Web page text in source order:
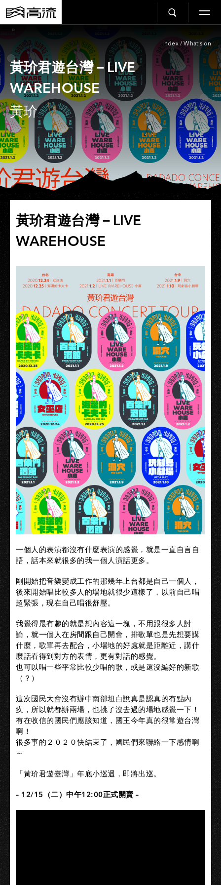
Index / What’s on
黃玠君遊台灣－LIVE
WAREHOUSE
黃玠
黃玠君遊台灣－LIVE
WAREHOUSE
一個人的表演都沒有什麼表演的感覺，就是一直自言自
語，話本來就很多的我一個人演話更多。
剛開始把音樂變成工作的那幾年上台都是自己一個人，
後來開始唱比較多人的場地就很少這樣了，以前自己唱
超緊張，現在自己唱很舒壓。
我覺得最有趣的就是想內容這一塊，不用跟很多人討
論，就一個人在房間跟自己開會，排歌單也是先想要講
什麼，歌單再去配合，小場地的好處就是距離近，講什
麼話看得到對方的表情，更有對話的感覺。
也可以唱一些平常比較少唱的歌，或是還沒編好的新歌
（？）
這次國民大會沒有辦中南部坦白說真是認真的有點內
疚，所以就都辦兩場，也挑了沒去過的場地感覺一下！
有在收信的國民們應該知道，國王今年真的很常遊台灣
啊！
很多事的２０２０快結束了，國民們來聯絡一下感情啊
～
「黃玠君遊臺灣」年底小巡迴，即將出巡。
– 12/15（二）中午12:00正式開賣 –